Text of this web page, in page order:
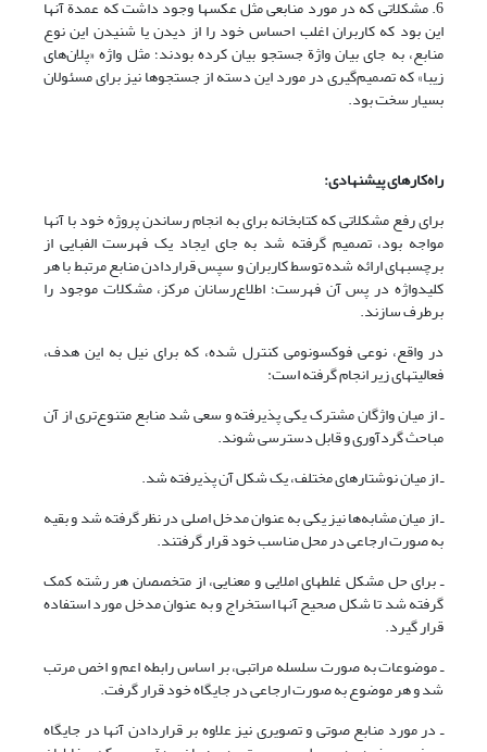
6. مشکلاتی که در مورد منابعی مثل عکسها وجود داشت که عمدة آنها
این بود که کاربران اغلب احساس خود را از دیدن یا شنیدن این نوع
منابع، به جای بیان واژة جستجو بیان کرده بودند؛ مثل واژه «پلان‌های
زیبا» که تصمیم‌گیری در مورد این دسته از جستجوها نیز برای مسئولان
بسیار سخت بود.
راه‌کارهای پیشنهادی:
برای رفع مشکلاتی که کتابخانه برای به انجام رساندن پروژه خود با آنها
مواجه بود، تصمیم گرفته شد به جای ایجاد یک فهرست الفبایی از
برچسبهای ارائه شده توسط کاربران و سپس قراردادن منابع مرتبط با هر
کلیدواژه در پس آن فهرست؛ اطلاع‌رسانان مرکز، مشکلات موجود را
برطرف سازند.
در واقع، نوعی فوکسونومی کنترل شده، که برای نیل به این هدف،
فعالیتهای زیر انجام گرفته است:
ـ از میان واژگان مشترک یکی پذیرفته و سعی شد منابع متنوع‌تری از آن
مباحث گردآوری و قابل دسترسی شوند.
ـ از میان نوشتارهای مختلف، یک شکل آن پذیرفته شد.
ـ از میان مشابه‌ها نیز یکی به عنوان مدخل اصلی در نظر گرفته شد و بقیه
به صورت ارجاعی در محل مناسب خود قرار گرفتند.
ـ برای حل مشکل غلطهای املایی و معنایی، از متخصصان هر رشته کمک
گرفته شد تا شکل صحیح آنها استخراج و به عنوان مدخل مورد استفاده
قرار گیرد.
ـ موضوعات به صورت سلسله مراتبی، بر اساس رابطه اعم و اخص مرتب
شد و هر موضوع به صورت ارجاعی در جایگاه خود قرار گرفت.
ـ در مورد منابع صوتی و تصویری نیز علاوه بر قراردادن آنها در جایگاه